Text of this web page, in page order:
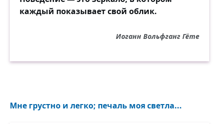
каждый показывает свой облик.
Иоганн Вольфганг Гёте
Мне грустно и легко; печаль моя светла...